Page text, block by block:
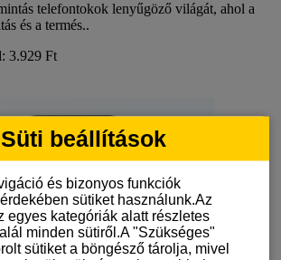
telefontokok lenyűgöző világát, ahol a
és a termés..
3.929 Ft
Süti beállítások
és bizonyos funkciók
sütiket használunk.Az
egyes kategóriák alatt részletes
minden sütiről.A "Szükséges"
sütiket a böngésző tárolja, mivel